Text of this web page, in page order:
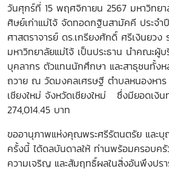
วันศุกร์ที่ 15 พฤศจิกายน 2567 มหาวิทย
ศิษย์เก่าแม่โจ้ จัดทอดกฐินสามัคคี ประจำ
ศาสตราจารย์ ดร.เกรียงศักดิ์ ศรีเงินยวง
มหาวิทยาลัยแม่โจ้ เป็นประธาน นำคณะผู้
บุคลากร ตัวแทนนักศึกษา และสาธุชนทั้ง
ถวาย ณ วัดมงคลเศรษฐี ตำบลหนองหาร
เชียงใหม่ จังหวัดเชียงใหม่ ซึ่งมียอดเงิ
274,014.45 บาท
ขออานุภาพแห่งคุณพระศรีรัตนตรัย และ
ครั้งนี้ ได้ดลบันดาลให้ ท่านพร้อมครอบค
ความเจริญ และสัมฤทธิ์ผลในสิ่งอันพึงปร